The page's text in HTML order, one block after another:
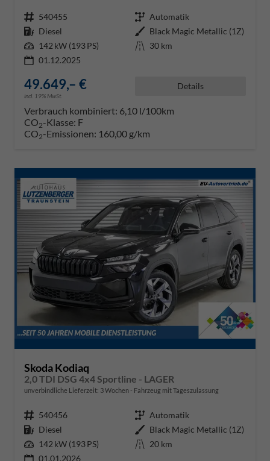
Fahrzeugnr. 540455 Getriebe Automatik
Kraftstoff Diesel Außenfarbe Black Magic Metallic (1Z)
Leistung 142 kW (193 PS) Kilometerstand 30 km
01.12.2025
49.649,– €
incl. 19% MwSt.
Details
Verbrauch kombiniert: 6,10 l/100km
CO2-Klasse: F
CO2-Emissionen: 160,00 g/km
Skoda Kodiaq
2,0 TDI DSG 4x4 Sportline - LAGER
unverbindliche Lieferzeit: 3 Wochen Fahrzeug mit Tageszulassung
Fahrzeugnr. 540456 Getriebe Automatik
Kraftstoff Diesel Außenfarbe Black Magic Metallic (1Z)
Leistung 142 kW (193 PS) Kilometerstand 20 km
01.01.2026